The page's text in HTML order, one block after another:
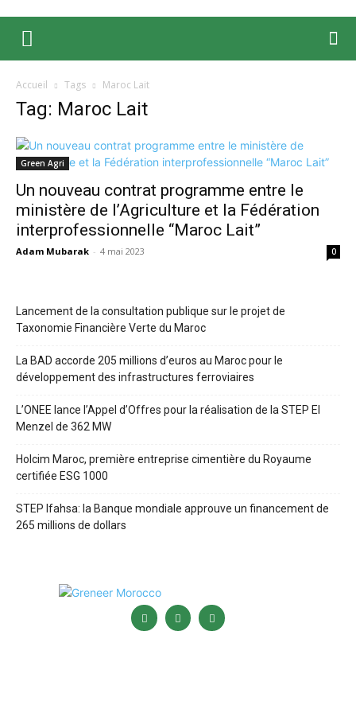
Accueil Tags Maroc Lait
Tag: Maroc Lait
Green Agri
Un nouveau contrat programme entre le
ministère de l’Agriculture et la Fédération
interprofessionnelle “Maroc Lait”
Adam Mubarak - 4 mai 2023 0
Lancement de la consultation publique sur le projet de
Taxonomie Financière Verte du Maroc
La BAD accorde 205 millions d’euros au Maroc pour le
développement des infrastructures ferroviaires
L’ONEE lance l’Appel d’Offres pour la réalisation de la STEP El
Menzel de 362 MW
Holcim Maroc, première entreprise cimentière du Royaume
certifiée ESG 1000
STEP Ifahsa: la Banque mondiale approuve un financement de
265 millions de dollars